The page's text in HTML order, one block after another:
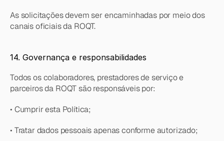
As solicitações devem ser encaminhadas por meio dos
canais oficiais da ROQT.
14. Governança e responsabilidades
Todos os colaboradores, prestadores de serviço e
parceiros da ROQT são responsáveis por:
• Cumprir esta Política;
• Tratar dados pessoais apenas conforme autorizado;